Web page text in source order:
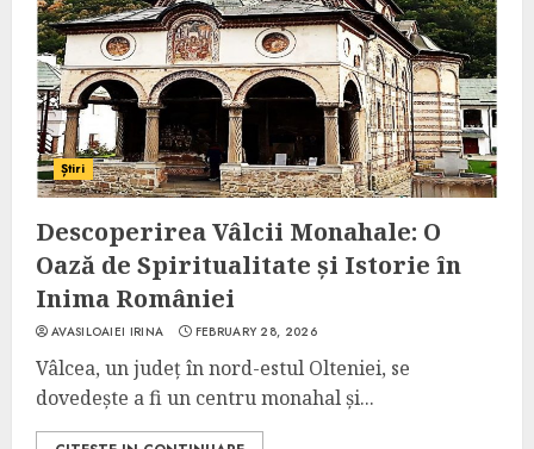
Știri
Descoperirea Vâlcii Monahale: O
Oază de Spiritualitate și Istorie în
Inima României
AVASILOAIEI IRINA FEBRUARY 28, 2026
Vâlcea, un județ în nord-estul Olteniei, se
dovedește a fi un centru monahal și...